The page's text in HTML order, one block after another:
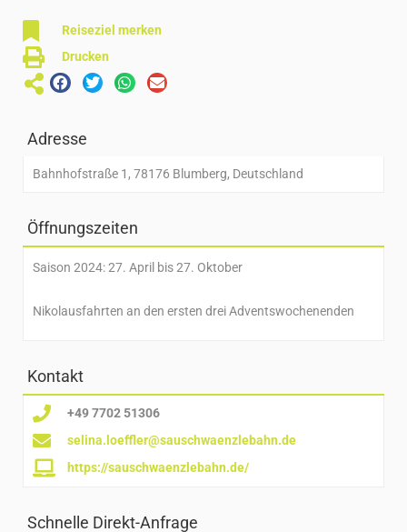
Reiseziel merken
Drucken
Adresse
Bahnhofstraße 1, 78176 Blumberg, Deutschland
Öffnungszeiten
Saison 2024: 27. April bis 27. Oktober
Nikolausfahrten an den ersten drei Adventswochenenden
Kontakt
+49 7702 51306
selina.loeffler@sauschwaenzlebahn.de
https://sauschwaenzlebahn.de/
Schnelle Direkt-Anfrage